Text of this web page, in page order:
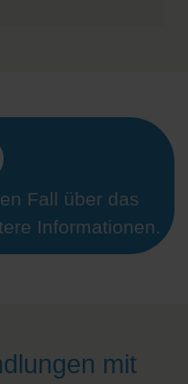
Fall über das
Informationen.
mit